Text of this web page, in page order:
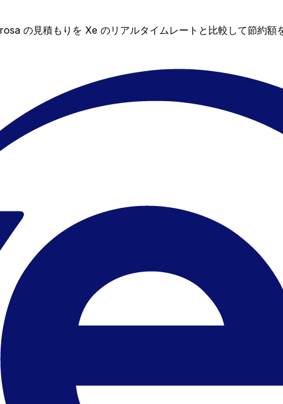
の見積もりを Xe のリアルタイムレートと比較して節約